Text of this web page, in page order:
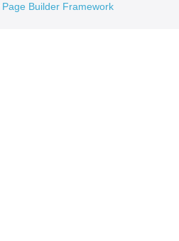
Page Builder Framework